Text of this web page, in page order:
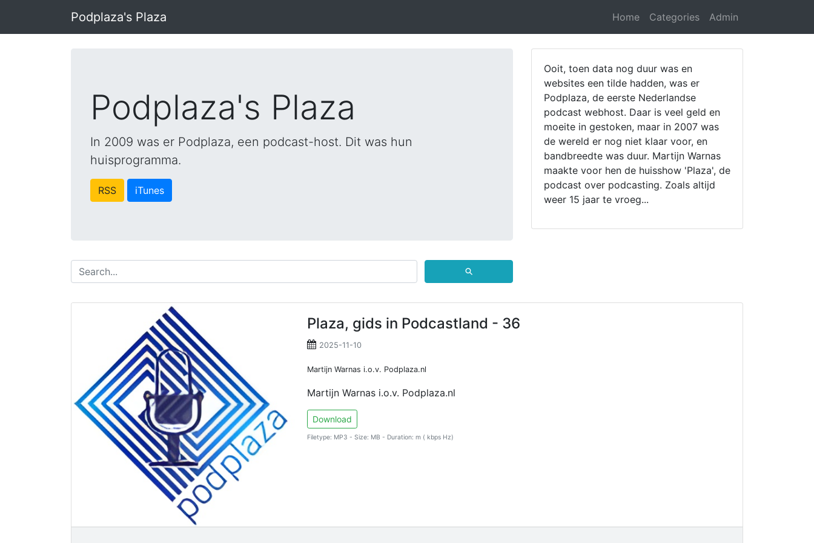
Podplaza's Plaza Home Categories Admin
Podplaza's Plaza
In 2009 was er Podplaza, een podcast-host. Dit was hun
huisprogramma.
RSS iTunes
⚲
Ooit, toen data nog duur was en
websites een tilde hadden, was er
Podplaza, de eerste Nederlandse
podcast webhost. Daar is veel geld en
moeite in gestoken, maar in 2007 was
de wereld er nog niet klaar voor, en
bandbreedte was duur. Martijn Warnas
maakte voor hen de huisshow 'Plaza', de
podcast over podcasting. Zoals altijd
weer 15 jaar te vroeg...
Plaza, gids in Podcastland - 36
2025-11-10
Martijn Warnas i.o.v. Podplaza.nl
Martijn Warnas i.o.v. Podplaza.nl
Download
Filetype: MP3 - Size: MB - Duration: m ( kbps Hz)